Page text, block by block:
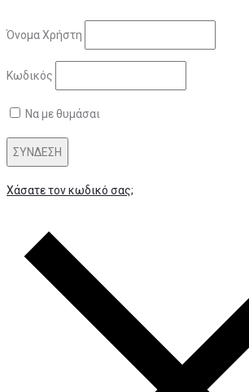
Όνομα Χρήστη
Κωδικός
Να με θυμάσαι
ΣΥΝΔΕΣΗ
Χάσατε τον κωδικό σας;